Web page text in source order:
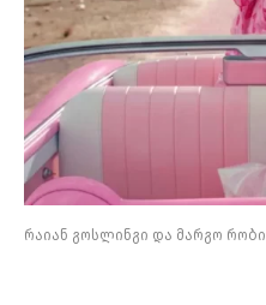
რაიან გოსლინგი და მარგო